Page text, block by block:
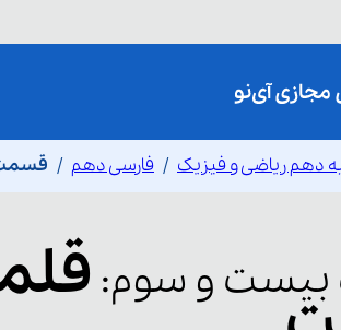
دهم ریاضی و فیزیک فارسی دهم قسمت
بیست و سوم: